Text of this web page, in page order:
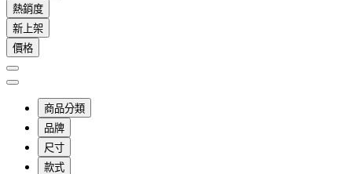
熱銷度
新上架
價格
商品分類
品牌
尺寸
款式